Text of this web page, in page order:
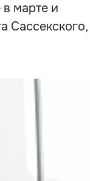
марте и
Сассекского,